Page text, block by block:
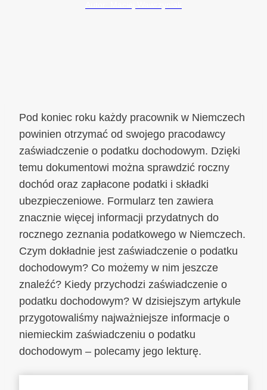
Pod koniec roku każdy pracownik w Niemczech
powinien otrzymać od swojego pracodawcy
zaświadczenie o podatku dochodowym. Dzięki
temu dokumentowi można sprawdzić roczny
dochód oraz zapłacone podatki i składki
ubezpieczeniowe. Formularz ten zawiera
znacznie więcej informacji przydatnych do
rocznego zeznania podatkowego w Niemczech.
Czym dokładnie jest zaświadczenie o podatku
dochodowym? Co możemy w nim jeszcze
znaleźć? Kiedy przychodzi zaświadczenie o
podatku dochodowym? W dzisiejszym artykule
przygotowaliśmy najważniejsze informacje o
niemieckim zaświadczeniu o podatku
dochodowym – polecamy jego lekturę.